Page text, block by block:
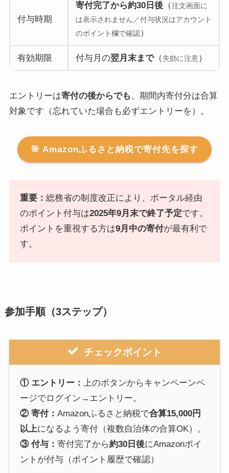
付与時期
寄付完了から約30日後（注文画面に
は表示されません／付与状況はアカウント
のポイント欄で確認）
有効期限 付与月の翌月末まで（ 失効に注意）
エントリーは寄付の後からでも 、期間内寄付分は合算
対象です（忘れていた場合も必ずエントリーを）。
🎯 Amazonふるさと納税で寄付先を探す
重要：総務省の制度改正により、ポータル経由
のポイント付与は2025年9月末で終了予定です。
ポイントを重視する方は9月中の寄付が最有利で
す。
参加手順（3ステップ）
チェックポイント
① エントリー：上のボタンからキャンペーンペ
ージでログイン→エントリー。
② 寄付：Amazonふるさと納税で合算15,000円
以上になるよう寄付（複数自治体の合算OK）。
③ 付与：寄付完了から約30日後にAmazonポイ
ントが付与（ポイント履歴で確認）